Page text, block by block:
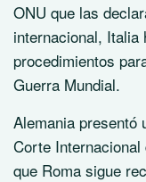
ONU que las
internacional, Italia
procedimientos
Guerra Mundial.
Alemania presentó
Corte
que Roma sigue